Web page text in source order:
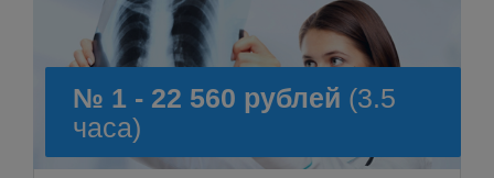
№ 1 - 22 560 рублей (3.5
часа)